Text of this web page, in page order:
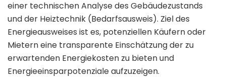
einer technischen Analyse des Gebäudezustands
und der Heiztechnik (Bedarfsausweis). Ziel des
Energieausweises ist es, potenziellen Käufern oder
Mietern eine transparente Einschätzung der zu
erwartenden Energiekosten zu bieten und
Energieeinsparpotenziale aufzuzeigen.